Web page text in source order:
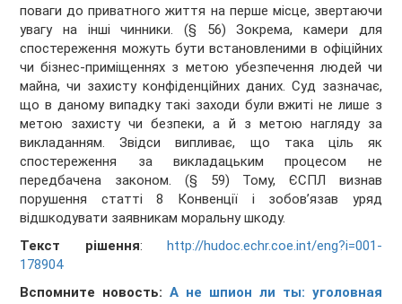
поваги до приватного життя на перше місце, звертаючи
увагу на інші чинники. (§ 56) Зокрема, камери для
спостереження можуть бути встановленими в офіційних
чи бізнес-приміщеннях з метою убезпечення людей чи
майна, чи захисту конфіденційних даних. Суд зазначає,
що в даному випадку такі заходи були вжиті не лише з
метою захисту чи безпеки, а й з метою нагляду за
викладанням. Звідси випливає, що така ціль як
спостереження за викладацьким процесом не
передбачена законом. (§ 59) Тому, ЄСПЛ визнав
порушення статті 8 Конвенції і зобов’язав уряд
відшкодувати заявникам моральну шкоду.
Текст рішення: http://hudoc.echr.coe.int/eng?i=001-
178904
Вспомните новость:А не шпион ли ты: уголовная